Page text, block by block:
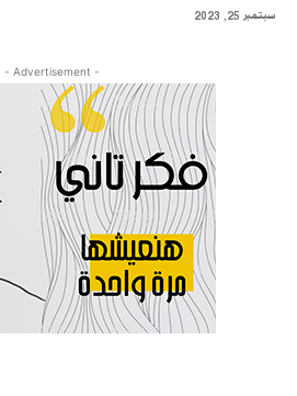
سبتمبر 25, 2023
- Advertisement -